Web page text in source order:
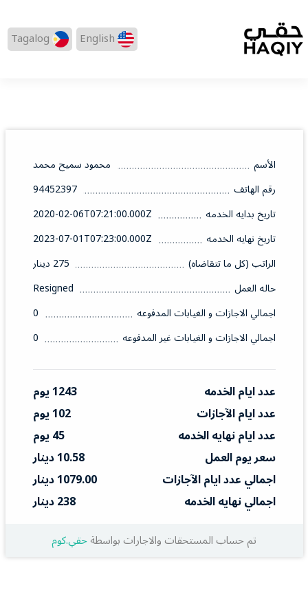
English
Tagalog
الأسم
محمود سميح محمد
رقم الهاتف
94452397
تاريخ بدايه الخدمه
2020-02-06T07:21:00.000Z
تاريخ نهايه الخدمه
2023-07-01T07:23:00.000Z
الراتب (كل ما تتقاضاه)
275 دينار
حاله العمل
Resigned
اجمالي الاجازات و الغيابات المدفوعه
0
اجمالي الاجازات و الغيابات غير المدفوعه
0
عدد ايام الخدمه
1243 يوم
عدد ايام الآجازات
102 يوم
عدد ايام نهايه الخدمه
45 يوم
سعر يوم العمل
10.58 دينار
اجمالي عدد ايام الآجازات
1079.00 دينار
اجمالي نهايه الخدمه
238 دينار
تم حساب المستحقات والاجارات بواسطةحقي.كوم